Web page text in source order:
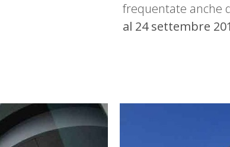
frequentate anche
al 24 settembre